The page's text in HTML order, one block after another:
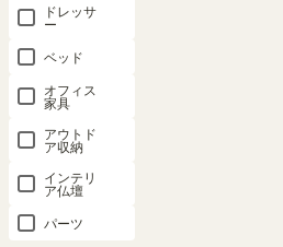
ドレッサ
ー
ベッド
オフィス
家具
アウトド
ア収納
インテリ
ア仏壇
パーツ